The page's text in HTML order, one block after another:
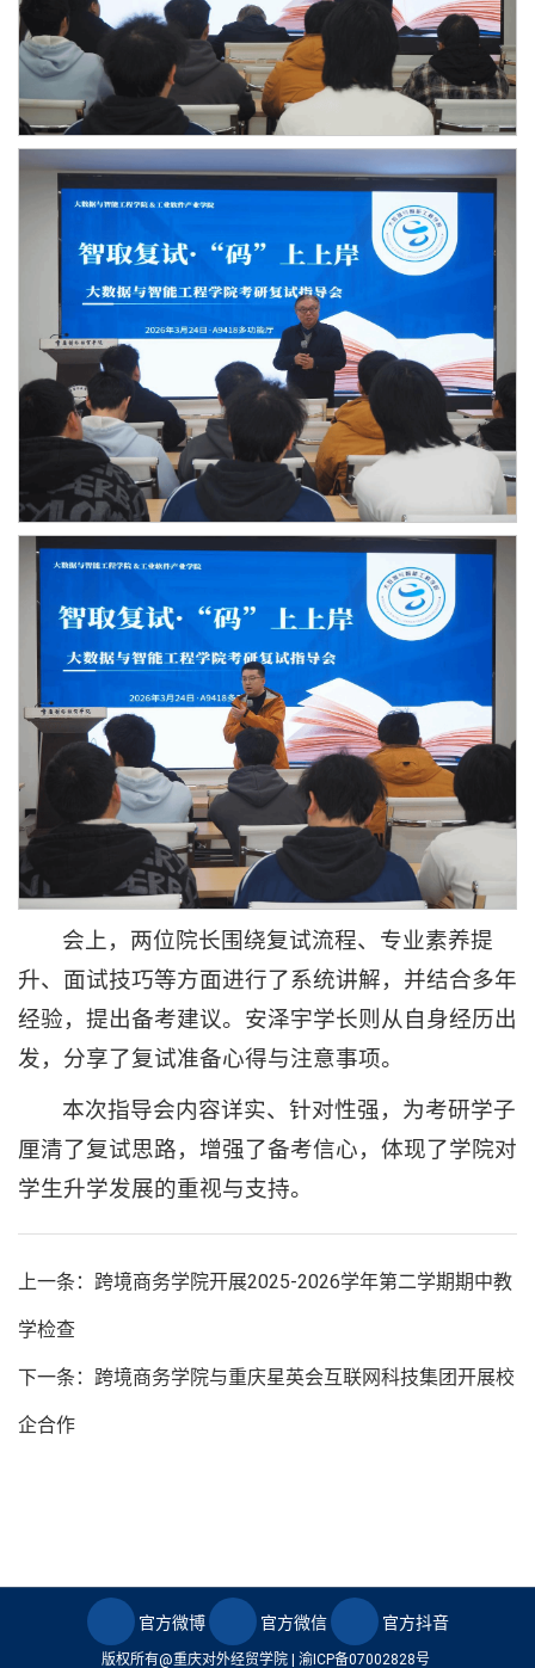
会上，两位院长围绕复试流程、专业素养提
升、面试技巧等方面进行了系统讲解，并结合多年
经验，提出备考建议。安泽宇学长则从自身经历出
发，分享了复试准备心得与注意事项。
本次指导会内容详实、针对性强，为考研学子
厘清了复试思路，增强了备考信心，体现了学院对
学生升学发展的重视与支持。
上一条：跨境商务学院开展2025-2026学年第二学期期中教
学检查
下一条：跨境商务学院与重庆星英会互联网科技集团开展校
企合作
官方微博 官方微信 官方抖音
版权所有@重庆对外经贸学院 | 渝ICP备07002828号